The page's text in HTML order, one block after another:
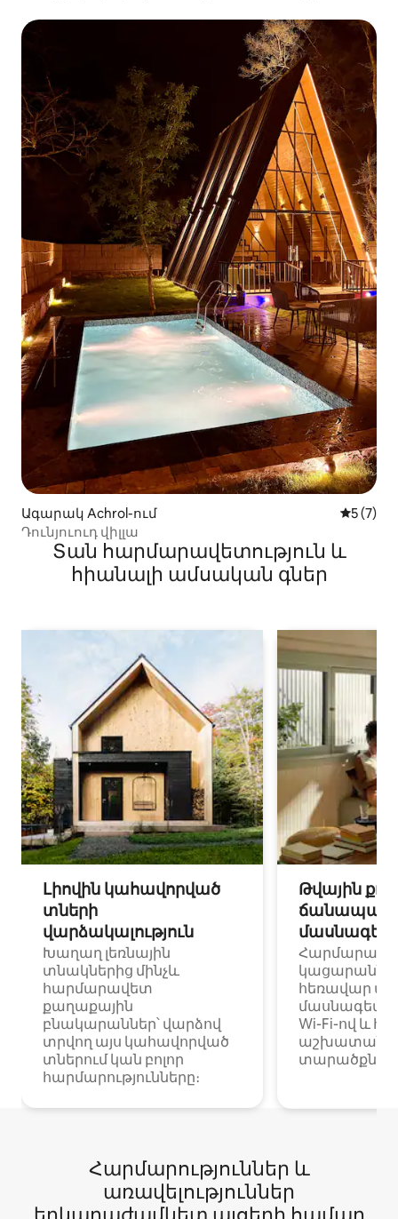
Ագարակ Achrol-ում Միջին
5 (7)
Դունյուուդ վիլլա
Տան հարմարավետություն և
հիանալի ամսական գներ
Լիովին կահավորված
տների
վարձակալություն
Խաղաղ լեռնային
տնակներից մինչև
հարմարավետ
քաղաքային
բնակարաններ՝ վարձով
տրվող այս կահավորված
տներում կան բոլոր
հարմարությունները։
Թվային
հեռավար
Wi-Fi-ով և
Հարմարություններ և
առավելություններ